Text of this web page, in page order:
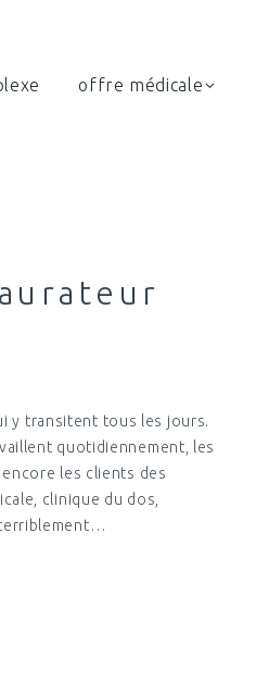
offre médicale
y transitent tous les jours.
quotidiennement, les
les clients des
clinique du dos,
terriblement…